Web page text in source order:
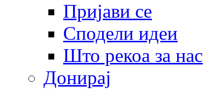
Пријави се
Сподели идеи
Што рекоа за нас
Донирај